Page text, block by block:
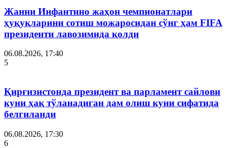
Жанни Инфантино жаҳон чемпионатлари
ҳуқуқларини сотиш можаросидан сўнг ҳам FIFA
президенти лавозимида қолди
06.08.2026, 17:40
5
Қирғизистонда президент ва парламент сайлови
куни ҳақ тўланадиган дам олиш куни сифатида
белгиланди
06.08.2026, 17:30
6